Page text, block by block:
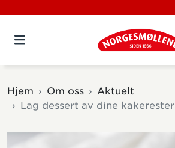
Hjem Om oss
Aktuelt
Lag dessert av dine kakerester